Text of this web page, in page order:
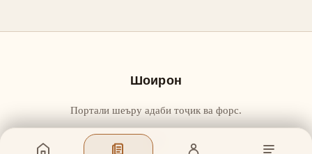
Шоирон
Портали шеъру адаби тоҷик ва форс.